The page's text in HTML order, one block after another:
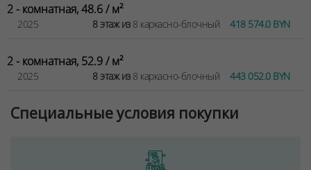
2 - комнатная, 48.6 / м²
2025 8 этаж из8 каркасно-блочный 418 574.0 BYN
2 - комнатная, 52.9 / м²
2025 8 этаж из8 каркасно-блочный 443 052.0 BYN
Специальные условия покупки